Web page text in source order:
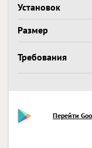
Установок
Размер
Требования
Перейти